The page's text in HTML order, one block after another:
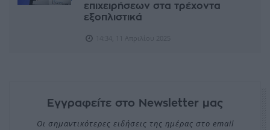
επιχειρήσεων στα τρέχοντα
εξοπλιστικά
Εγγραφείτε στο Newsletter μας
Οι σημαντικότερες ειδήσεις της ημέρας στο email